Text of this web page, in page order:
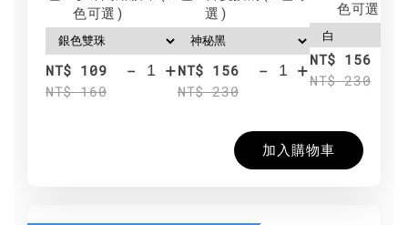
色可選)
NT$ 109
NT$ 160
- +
選)
NT$ 156
NT$ 230
- +
色可選)
NT$ 156
NT$ 230
加入購物車